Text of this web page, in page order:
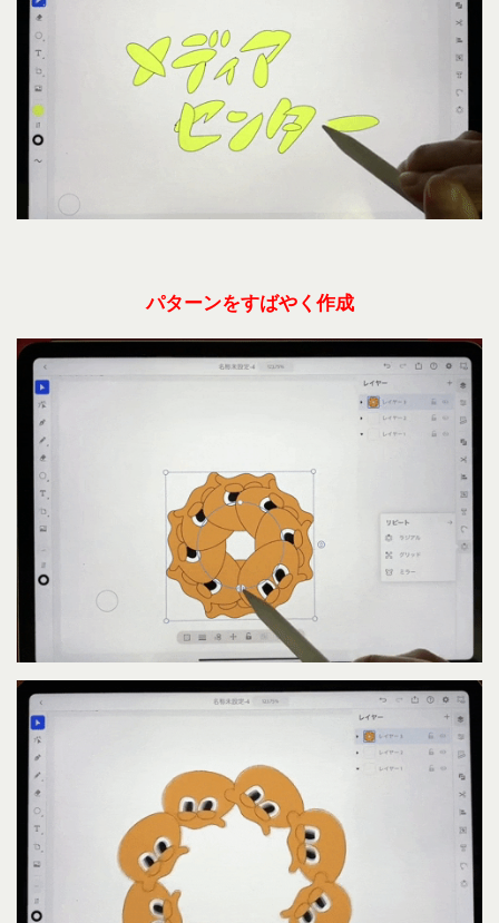
パターンをすばやく作成